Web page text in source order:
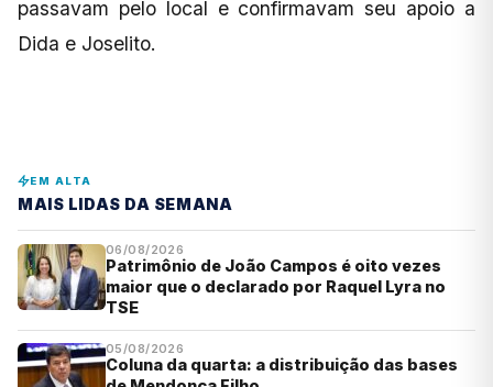
passavam pelo local e confirmavam seu apoio a
Dida e Joselito.
EM ALTA
MAIS LIDAS DA SEMANA
06/08/2026
Patrimônio de João Campos é oito vezes
maior que o declarado por Raquel Lyra no
TSE
05/08/2026
Coluna da quarta: a distribuição das bases